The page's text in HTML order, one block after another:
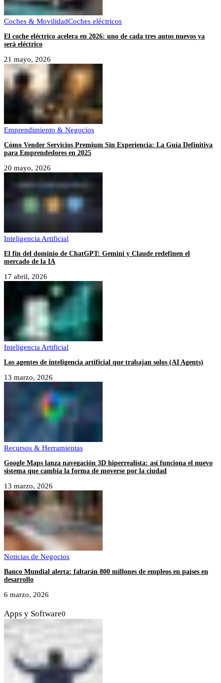
Coches & MovilidadCoches eléctricos
El coche eléctrico acelera en 2026: uno de cada tres autos nuevos ya
será eléctrico
21 mayo, 2026
Emprendimiento & Negocios
Cómo Vender Servicios Premium Sin Experiencia: La Guía Definitiva
para Emprendedores en 2025
20 mayo, 2026
Inteligencia Artificial
El fin del dominio de ChatGPT: Gemini y Claude redefinen el
mercado de la IA
17 abril, 2026
Inteligencia Artificial
Los agentes de inteligencia artificial que trabajan solos (AI Agents)
13 marzo, 2026
Recursos & Herramientas
Google Maps lanza navegación 3D hiperrealista: así funciona el nuevo
sistema que cambia la forma de moverse por la ciudad
13 marzo, 2026
Noticias de Negocios
Banco Mundial alerta: faltarán 800 millones de empleos en países en
desarrollo
6 marzo, 2026
Apps y Software0